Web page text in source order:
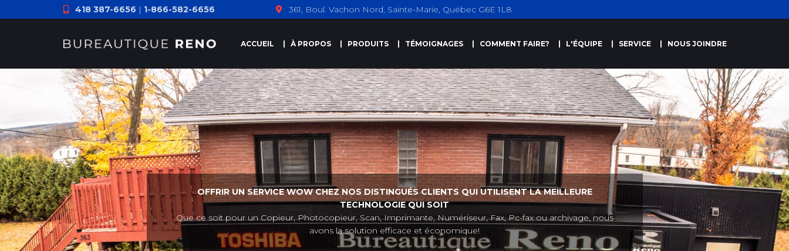
418 387-6656 | 1-866-582-6656 361, Boul. Vachon Nord, Sainte-Marie, Québec G6E 1L8
ACCUEIL À PROPOS PRODUITS TÉMOIGNAGES COMMENT FAIRE? L'ÉQUIPE SERVICE NOUS JOINDRE
OFFRIR UN SERVICE WOW CHEZ NOS DISTINGUÉS CLIENTS QUI UTILISENT LA MEILLEURE
TECHNOLOGIE QUI SOIT
Que ce soit pour un Copieur, Photocopieur, Scan, Imprimante, Numériseur, Fax, Pc-fax ou archivage, nous
avons la solution efficace et économique!